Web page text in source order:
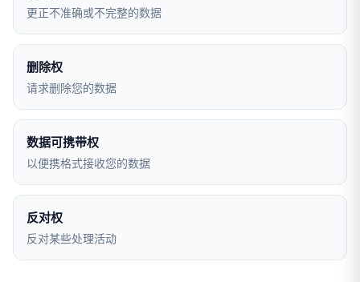
更正不准确或不完整的数据
删除权
请求删除您的数据
数据可携带权
以便携格式接收您的数据
反对权
反对某些处理活动